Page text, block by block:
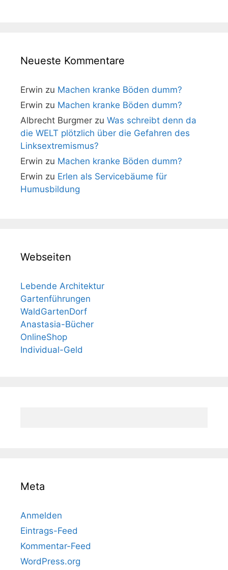
Neueste Kommentare
Erwin zu Machen kranke Böden dumm?
Erwin zu Machen kranke Böden dumm?
Albrecht Burgmer zu Was schreibt denn da
die WELT plötzlich über die Gefahren des
Linksextremismus?
Erwin zu Machen kranke Böden dumm?
Erwin zu Erlen als Servicebäume für
Humusbildung
Webseiten
Lebende Architektur
Gartenführungen
WaldGartenDorf
Anastasia-Bücher
OnlineShop
Individual-Geld
Meta
Anmelden
Eintrags-Feed
Kommentar-Feed
WordPress.org